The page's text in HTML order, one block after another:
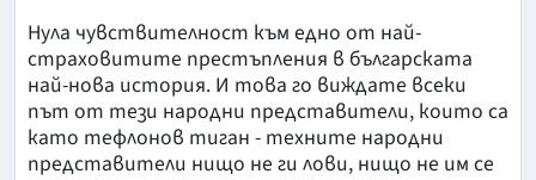
Нула чувствителност към едно от най-
страховитите престъпления в българската
най-нова история. И това го виждате всеки
път от тези народни представители, които са
като тефлонов тиган - техните народни
представители нищо не ги лови, нищо не им се